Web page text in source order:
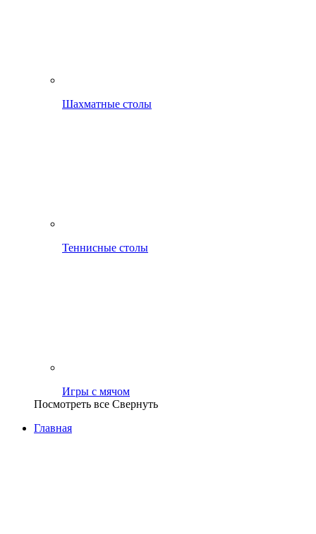
Шахматные столы
Теннисные столы
Игры с мячом
Посмотреть все Свернуть
Главная